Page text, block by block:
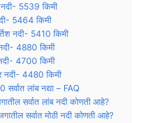
5539 किमी
5464 किमी
नदी- 5410 किमी
4880 किमी
4700 किमी
नदी- 4480 किमी
सर्वात लांब नद्या – FAQ
सर्वात लांब नदी कोणती आहे?
सर्वात मोठी नदी कोणती आहे?